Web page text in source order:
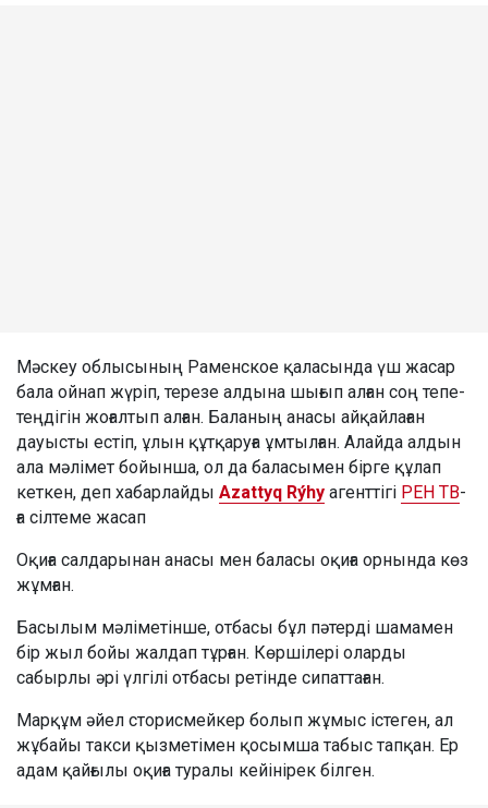
Мәскеу облысының Раменское қаласында үш жасар
бала ойнап жүріп, терезе алдына шығып алған соң тепе-
теңдігін жоғалтып алған. Баланың анасы айқайлаған
дауысты естіп, ұлын құтқаруға ұмтылған. Алайда алдын
ала мәлімет бойынша, ол да баласымен бірге құлап
кеткен, деп хабарлайды Azattyq Rýhy агенттігі РЕН ТВ-
ға сілтеме жасап
Оқиға салдарынан анасы мен баласы оқиға орнында көз
жұмған.
Басылым мәліметінше, отбасы бұл пәтерді шамамен
бір жыл бойы жалдап тұрған. Көршілері оларды
сабырлы әрі үлгілі отбасы ретінде сипаттаған.
Марқұм әйел сторисмейкер болып жұмыс істеген, ал
жұбайы такси қызметімен қосымша табыс тапқан. Ер
адам қайғылы оқиға туралы кейінірек білген.